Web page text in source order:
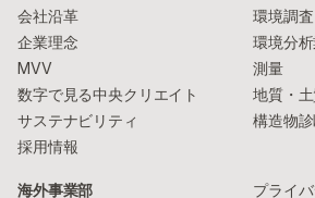
会社沿革
企業理念
MVV
数字で見る中央クリエイト
サステナビリティ
採用情報
環境調査
環境分
測量
地質・
構造物
海外事業部 プライ